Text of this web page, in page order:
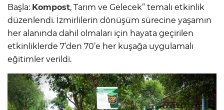
Başla: Kompost, Tarım ve Gelecek” temalı etkinlik
düzenlendi. İzmirlilerin dönüşüm sürecine yaşamın
her alanında dahil olmaları için hayata geçirilen
etkinliklerde 7’den 70’e her kuşağa uygulamalı
eğitimler verildi.